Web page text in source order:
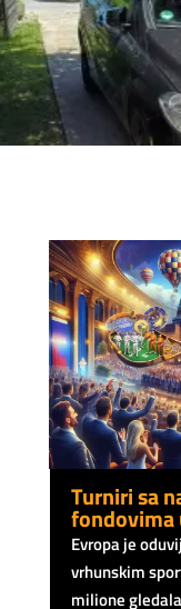
Turniri sa
fondovima
Evropa je
vrhunskim
milione